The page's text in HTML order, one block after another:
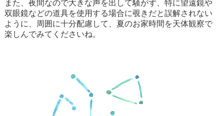
また、夜間なので大きな声を出して騒がず、特に望遠鏡や
双眼鏡などの道具を使用する場合に覗きだと誤解されない
ように、周囲に十分配慮して、夏のお家時間を天体観察で
楽しんでみてくださいね。